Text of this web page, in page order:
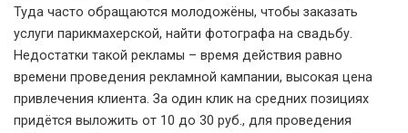
Туда часто обращаются молодожёны, чтобы заказать
услуги парикмахерской, найти фотографа на свадьбу.
Недостатки такой рекламы – время действия равно
времени проведения рекламной кампании, высокая цена
привлечения клиента. За один клик на средних позициях
придётся выложить от 10 до 30 руб., для проведения